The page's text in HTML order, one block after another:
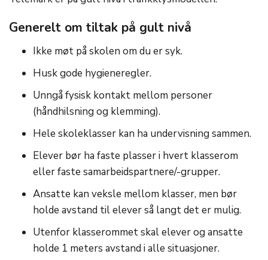
Generelt om tiltak på gult nivå
Ikke møt på skolen om du er syk.
Husk gode hygieneregler.
Unngå fysisk kontakt mellom personer
(håndhilsning og klemming).
Hele skoleklasser kan ha undervisning sammen.
Elever bør ha faste plasser i hvert klasserom
eller faste samarbeidspartnere/-grupper.
Ansatte kan veksle mellom klasser, men bør
holde avstand til elever så langt det er mulig.
Utenfor klasserommet skal elever og ansatte
holde 1 meters avstand i alle situasjoner.